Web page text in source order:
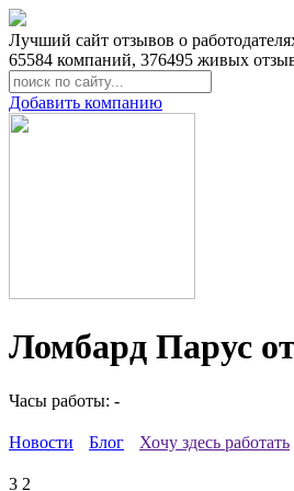
Лучший сайт отзывов о
65584 компаний, 376495 живых
Добавить компанию
Ломбард Парус
Часы работы: -
Новости Блог Хочу здесь работать
3 2